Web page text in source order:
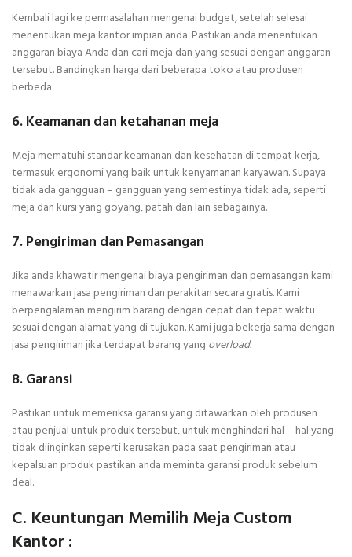
Kembali lagi ke permasalahan mengenai budget, setelah selesai
menentukan meja kantor impian anda. Pastikan anda menentukan
anggaran biaya Anda dan cari meja dan yang sesuai dengan anggaran
tersebut. Bandingkan harga dari beberapa toko atau produsen
berbeda.
6. Keamanan dan ketahanan meja
Meja mematuhi standar keamanan dan kesehatan di tempat kerja,
termasuk ergonomi yang baik untuk kenyamanan karyawan. Supaya
tidak ada gangguan – gangguan yang semestinya tidak ada, seperti
meja dan kursi yang goyang, patah dan lain sebagainya.
7. Pengiriman dan Pemasangan
Jika anda khawatir mengenai biaya pengiriman dan pemasangan kami
menawarkan jasa pengiriman dan perakitan secara gratis. Kami
berpengalaman mengirim barang dengan cepat dan tepat waktu
sesuai dengan alamat yang di tujukan. Kami juga bekerja sama dengan
jasa pengiriman jika terdapat barang yang overload.
8. Garansi
Pastikan untuk memeriksa garansi yang ditawarkan oleh produsen
atau penjual untuk produk tersebut, untuk menghindari hal – hal yang
tidak diinginkan seperti kerusakan pada saat pengiriman atau
kepalsuan produk pastikan anda meminta garansi produk sebelum
deal.
C. Keuntungan Memilih Meja Custom
Kantor :